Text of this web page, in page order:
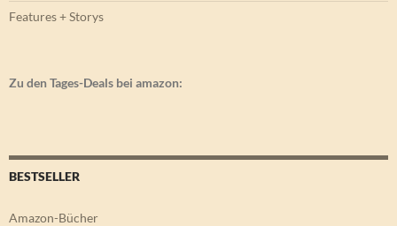
Features + Storys
Zu den Tages-Deals bei amazon:
BESTSELLER
Amazon-Bücher